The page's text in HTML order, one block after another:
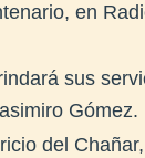
en
sus
Gómez.
del